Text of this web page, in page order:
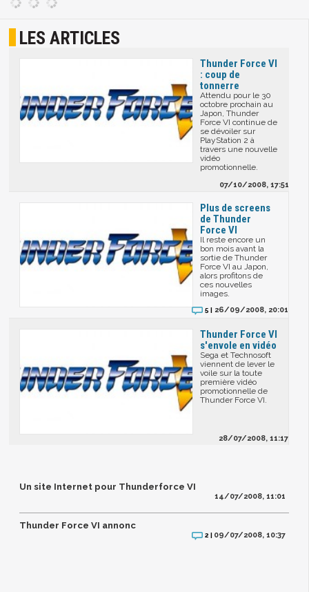
LES ARTICLES
Thunder Force VI
: coup de
tonnerre
Attendu pour le 30
octobre prochain au
Japon, Thunder
Force VI continue de
se dévoiler sur
PlayStation 2 à
travers une nouvelle
vidéo
promotionnelle.
07/10/2008, 17:51
Plus de screens
de Thunder
Force VI
Il reste encore un
bon mois avant la
sortie de Thunder
Force VI au Japon,
alors profitons de
ces nouvelles
images.
5 | 26/09/2008, 20:01
Thunder Force VI
s'envole en vidéo
Sega et Technosoft
viennent de lever le
voile sur la toute
première vidéo
promotionnelle de
Thunder Force VI.
28/07/2008, 11:17
Un site Internet pour Thunderforce VI
14/07/2008, 11:01
Thunder Force VI annonc
2 | 09/07/2008, 10:37